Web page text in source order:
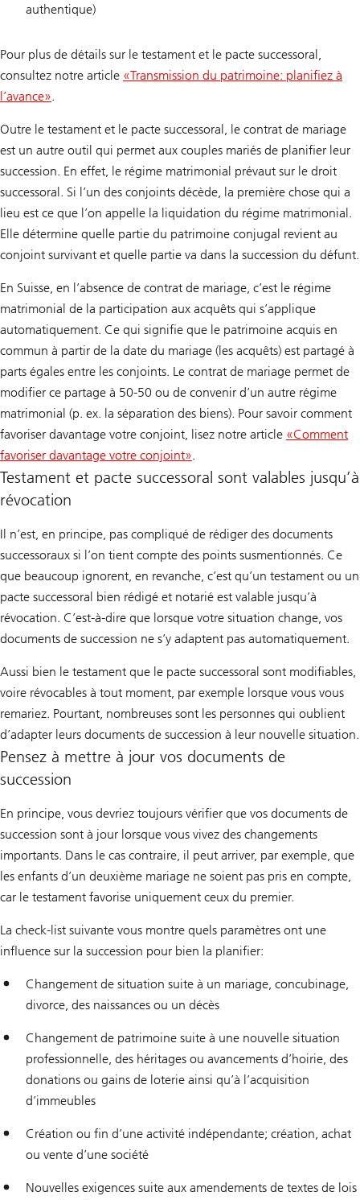
authentique)
Pour plus de détails sur le testament et le pacte successoral,
consultez notre article «Transmission du patrimoine: planifiez à
l’avance».
Outre le testament et le pacte successoral, le contrat de mariage
est un autre outil qui permet aux couples mariés de planifier leur
succession. En effet, le régime matrimonial prévaut sur le droit
successoral. Si l’un des conjoints décède, la première chose qui a
lieu est ce que l’on appelle la liquidation du régime matrimonial.
Elle détermine quelle partie du patrimoine conjugal revient au
conjoint survivant et quelle partie va dans la succession du défunt.
En Suisse, en l’absence de contrat de mariage, c’est le régime
matrimonial de la participation aux acquêts qui s’applique
automatiquement. Ce qui signifie que le patrimoine acquis en
commun à partir de la date du mariage (les acquêts) est partagé à
parts égales entre les conjoints. Le contrat de mariage permet de
modifier ce partage à 50-50 ou de convenir d’un autre régime
matrimonial (p. ex. la séparation des biens). Pour savoir comment
favoriser davantage votre conjoint, lisez notre article «Comment
favoriser davantage votre conjoint».
Testament et pacte successoral sont valables jusqu’à
révocation
Il n’est, en principe, pas compliqué de rédiger des documents
successoraux si l’on tient compte des points susmentionnés. Ce
que beaucoup ignorent, en revanche, c’est qu’un testament ou un
pacte successoral bien rédigé et notarié est valable jusqu’à
révocation. C’est-à-dire que lorsque votre situation change, vos
documents de succession ne s’y adaptent pas automatiquement.
Aussi bien le testament que le pacte successoral sont modifiables,
voire révocables à tout moment, par exemple lorsque vous vous
remariez. Pourtant, nombreuses sont les personnes qui oublient
d’adapter leurs documents de succession à leur nouvelle situation.
Pensez à mettre à jour vos documents de
succession
En principe, vous devriez toujours vérifier que vos documents de
succession sont à jour lorsque vous vivez des changements
importants. Dans le cas contraire, il peut arriver, par exemple, que
les enfants d’un deuxième mariage ne soient pas pris en compte,
car le testament favorise uniquement ceux du premier.
La check-list suivante vous montre quels paramètres ont une
influence sur la succession pour bien la planifier:
Changement de situation suite à un mariage, concubinage,
divorce, des naissances ou un décès
Changement de patrimoine suite à une nouvelle situation
professionnelle, des héritages ou avancements d’hoirie, des
donations ou gains de loterie ainsi qu’à l’acquisition
d’immeubles
Création ou fin d’une activité indépendante; création, achat
ou vente d’une société
Nouvelles exigences suite aux amendements de textes de lois